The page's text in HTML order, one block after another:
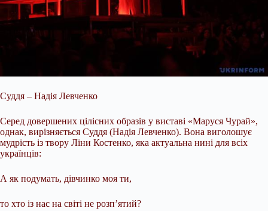
Суддя – Надія Левченко
Серед довершених цілісних образів у виставі «Маруся Чурай»,
однак, вирізняється Суддя (Надія Левченко). Вона виголошує
мудрість із твору Ліни Костенко, яка актуальна нині для всіх
українців:
А як подумать, дівчинко моя ти,
то хто із нас на світі не розп’ятий?